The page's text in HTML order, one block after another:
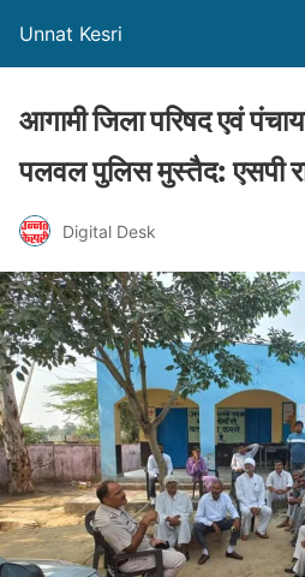
Unnat Kesri
आगामी जिला परिषद एवं
पलवल पुलिस मुस्तैद: एसपी
Digital Desk